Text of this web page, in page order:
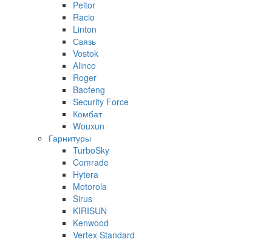
Peltor
Racio
Linton
Связь
Vostok
Alinco
Roger
Baofeng
Security Force
Комбат
Wouxun
Гарнитуры
TurboSky
Comrade
Hytera
Motorola
Sirus
KIRISUN
Kenwood
Vertex Standard